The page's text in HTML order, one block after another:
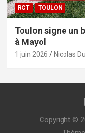
RCT TOULON
Toulon signe un
à Mayol
1 juin 2026 Nicolas
Copyright ©